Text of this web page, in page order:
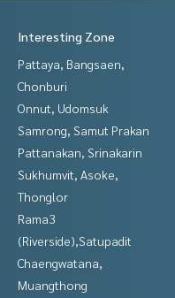
Interesting Zone
Pattaya, Bangsaen,
Chonburi
Onnut, Udomsuk
Samrong, Samut Prakan
Pattanakan, Srinakarin
Sukhumvit, Asoke,
Thonglor
Rama3
(Riverside),Satupadit
Chaengwatana,
Muangthong